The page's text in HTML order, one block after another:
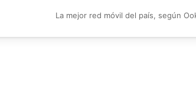
La mejor red móvil del país, según